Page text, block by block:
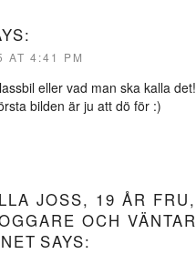
AT 4:41 PM
eller vad man ska kalla det!
bilden är ju att dö för :)
JOSS, 19 ÅR FRU,
OCH VÄNTAR
SAYS: